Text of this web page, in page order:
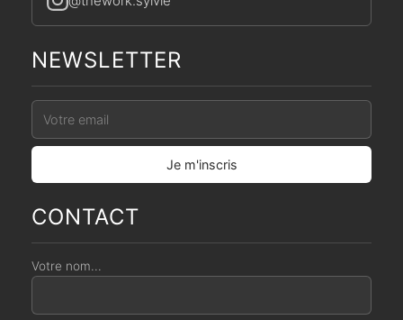
NEWSLETTER
CONTACT
Votre nom...